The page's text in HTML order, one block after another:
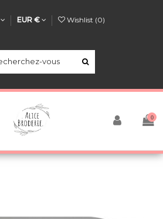
EUR € Wishlist (0)
0